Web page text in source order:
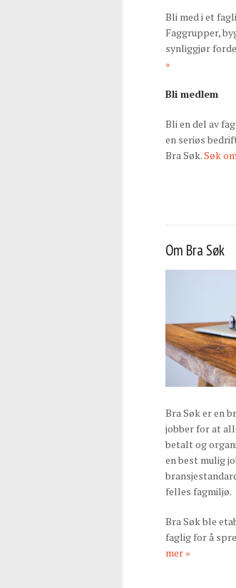
Bli med i et
Faggrupper,
synliggjør
»
Bli medlem
Bli en del av
en seriøs
Bra Søk.Søk
Om Bra Søk
Bra Søk er en
jobber for at
betalt og
en best mulig
felles fagmiljø.
Bra Søk ble
faglig for å
mer »